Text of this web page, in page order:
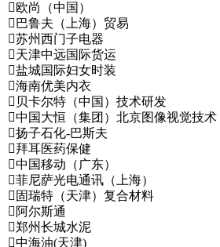
欧尚（中国）
巴鲁夫（上海）贸易
苏州西门子电器
天津中远国际货运
盐城国际妇女时装
海南优美内衣
贝卡尔特（中国）技术研发
中国大恒（集团）北京图像视觉技术
扬子石化-巴斯夫
拜耳医药保健
中国移动（广东）
菲尼萨光电通讯（上海）
固瑞特（天津）复合材料
阿尔斯通
郑州长城水泥
中海油(天津)